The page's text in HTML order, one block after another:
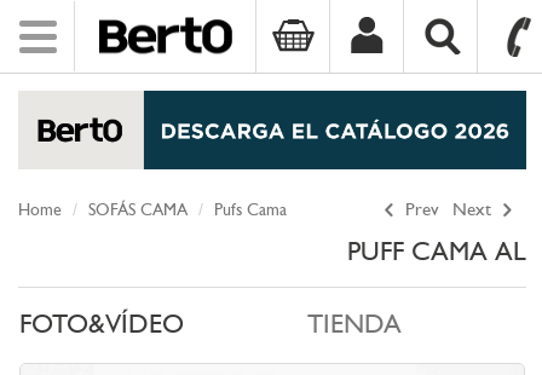
Toggle
navigation
Prev Next
Home SOFÁS CAMA Pufs Cama
PUFF CAMA AL
FOTO&VÍDEO TIENDA